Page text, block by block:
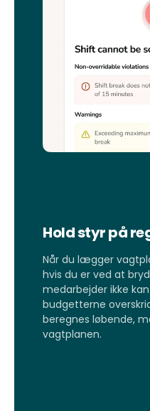
Hold styr på
Når du lægger
hvis du er ved at
medarbejder ikke
budgetterne
beregnes løbende,
vagtplanen.